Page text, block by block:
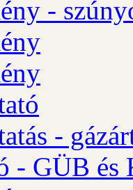
-
-
- GÜB és